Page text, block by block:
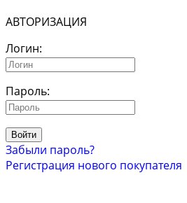
АВТОРИЗАЦИЯ
Логин:
Пароль:
Войти
Забыли пароль?
Регистрация нового покупателя